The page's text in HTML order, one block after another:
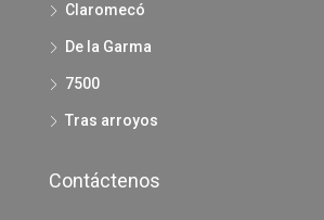
Claromecó
De la Garma
7500
Tras arroyos
Contáctenos